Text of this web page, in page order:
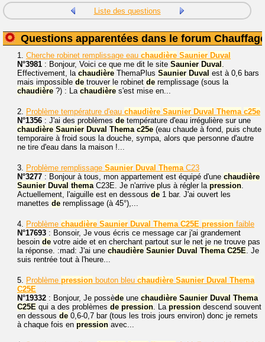
Liste des questions
Questions apparentées dans le forum
1. Cherche robinet remplissage eau chaudière Saunier Duval
N°3981 : Bonjour, Voici ce que me dit le site Saunier Duval
Effectivement, la chaudière ThemaPlus Saunier Duval est à 0,6 bars
mais impossible de trouver le robinet de remplissage (sous la
chaudière ?) : La chaudière s'est mise en...
2. Problème température d'eau chaudière Saunier Duval Thema c25e
N°1356 : J'ai des problèmes de température d'eau irrégulière sur une
chaudière Saunier Duval Thema c25e (eau chaude à fond, puis chute
temporaire à froid sous la douche, sympa, alors que personne d'autre
ne tire d'eau dans la maison !...
3. Problème remplissage Saunier Duval Thema C23
N°3277 : Bonjour à tous, mon appartement est équipé d'une chaudière
Saunier Duval thema C23E. Je n'arrive plus à régler la pression
Actuellement, l'aiguille est en dessous de 1 bar. J'ai ouvert les
manettes de remplissage (à 45°),...
4. Problème chaudière Saunier Duval Thema C25E pression faible
N°17693 : Bonsoir, Je vous écris ce message car j'ai grandement
besoin de votre aide et en cherchant partout sur le net je ne trouve pas
la réponse. :mad: J'ai une chaudière Saunier Duval Thema C25E . Je
suis rentrée tout à l'heure...
5. Problème pression bouton bleu chaudière Saunier Duval Thema
C25E
N°19332 : Bonjour, Je possède une chaudière Saunier Duval Thema
C25E qui a des problèmes de pression . La pression descend souvent
en dessous de 0,6-0,7 bar (tous les trois jours environ) donc je remets
à chaque fois en pression avec...